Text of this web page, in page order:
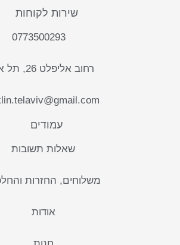
שירות לקוחות
0773500293
רחוב אליפלט 26, תל אביב
עמודים
שאלות תשובות
משלוחים, החזרות
אודות